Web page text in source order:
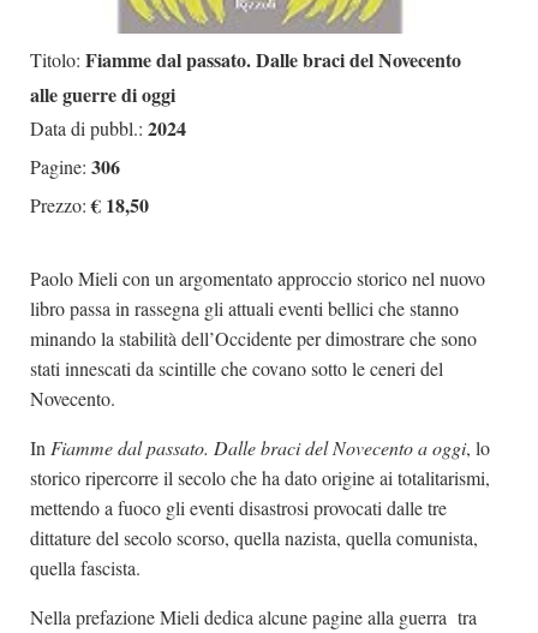
Tabù Festival 2014
A Tutto Volume
Salone di Torino
Marketing
Titolo: Fiamme dal passato. Dalle braci del Novecento
alle guerre di oggi
Data di pubbl.: 2024
Pagine: 306
Prezzo:€ 18,50
Paolo Mieli con un argomentato approccio storico nel nuovo
libro passa in rassegna gli attuali eventi bellici che stanno
minando la stabilità dell’Occidente per dimostrare che sono
stati innescati da scintille che covano sotto le ceneri del
Novecento.
In Fiamme dal passato. Dalle braci del Novecento a oggi, lo
storico ripercorre il secolo che ha dato origine ai totalitarismi,
mettendo a fuoco gli eventi disastrosi provocati dalle tre
dittature del secolo scorso, quella nazista, quella comunista,
quella fascista.
Nella prefazione Mieli dedica alcune pagine alla guerra tra